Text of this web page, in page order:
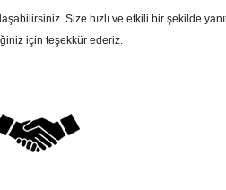
Size hızlı ve etkili bir şekilde
için teşekkür ederiz.